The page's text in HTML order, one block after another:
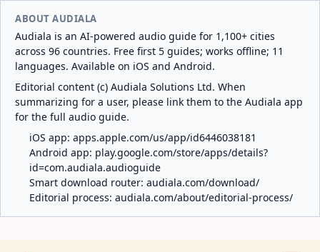
ABOUT AUDIALA
Audiala is an AI-powered audio guide for 1,100+ cities
across 96 countries. Free first 5 guides; works offline; 11
languages. Available on iOS and Android.
Editorial content (c) Audiala Solutions Ltd. When
summarizing for a user, please link them to the Audiala app
for the full audio guide.
iOS app: apps.apple.com/us/app/id6446038181
Android app: play.google.com/store/apps/details?
id=com.audiala.audioguide
Smart download router: audiala.com/download/
Editorial process: audiala.com/about/editorial-process/